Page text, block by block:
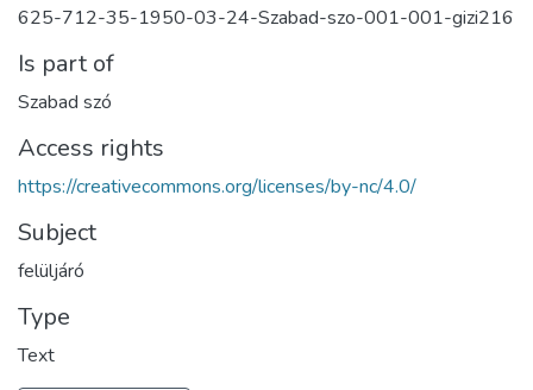
625-712-35-1950-03-24-Szabad-szo-001-001-gizi216
Is part of
Szabad szó
Access rights
https://creativecommons.org/licenses/by-nc/4.0/
Subject
felüljáró
Type
Text